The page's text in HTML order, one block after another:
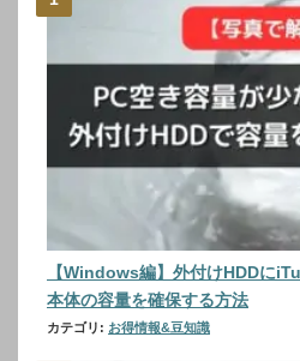
【Windows編】外付けHDDに
本体の容量を確保する方法
カテゴリ: お得情報&豆知識